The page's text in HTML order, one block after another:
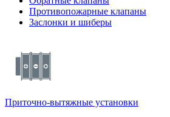
Противопожарные клапаны
Заслонки и шиберы
Приточно-вытяжные установки